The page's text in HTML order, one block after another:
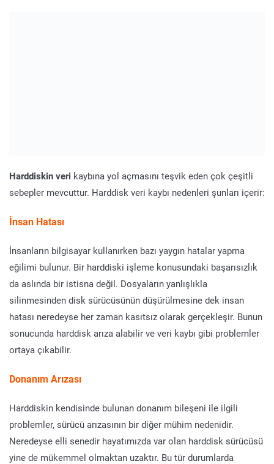
Harddiskin veri kaybına yol açmasını teşvik eden çok çeşitli
sebepler mevcuttur. Harddisk veri kaybı nedenleri şunları içerir:
İnsan Hatası
İnsanların bilgisayar kullanırken bazı yaygın hatalar yapma
eğilimi bulunur. Bir harddiski işleme konusundaki başarısızlık
da aslında bir istisna değil. Dosyaların yanlışlıkla
silinmesinden disk sürücüsünün düşürülmesine dek insan
hatası neredeyse her zaman kasıtsız olarak gerçekleşir. Bunun
sonucunda harddisk arıza alabilir ve veri kaybı gibi problemler
ortaya çıkabilir.
Donanım Arızası
Harddiskin kendisinde bulunan donanım bileşeni ile ilgili
problemler, sürücü arızasının bir diğer mühim nedenidir.
Neredeyse elli senedir hayatımızda var olan harddisk sürücüsü
yine de mükemmel olmaktan uzaktır. Bu tür durumlarda